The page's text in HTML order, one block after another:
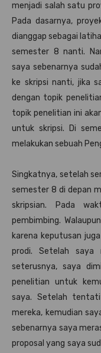
menjadi salah satu
Pada dasarnya,
dianggap sebagai
semester 8 nanti.
saya sebenarnya
ke skripsi nanti, jika
dengan topik
topik penelitian ini
untuk skripsi. Di
melakukan sebuah
Singkatnya, setelah
semester 8 di depan
skripsian. Pada
pembimbing.
karena keputusan
prodi. Setelah saya
seterusnya, saya
penelitian untuk
saya. Setelah
mereka, kemudian
sebenarnya saya
proposal yang saya